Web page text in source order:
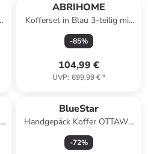
ABRIHOME
Kofferset in Blau 3-teilig mit
Zahlenschloss
-85%
104,99 €
UVP: 699,99 €*
BlueStar
Handgepäck Koffer OTTAWA
in Beige (26L)
-72%